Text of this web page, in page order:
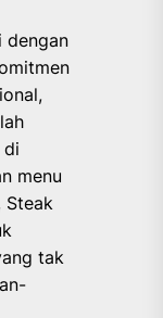
dengan
di
menu
Steak
tak